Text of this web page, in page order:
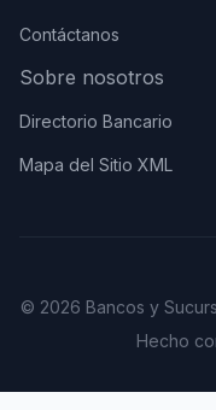
Contáctanos
Sobre nosotros
Directorio Bancario
Mapa del Sitio XML
© 2026 Bancos y
Hecho